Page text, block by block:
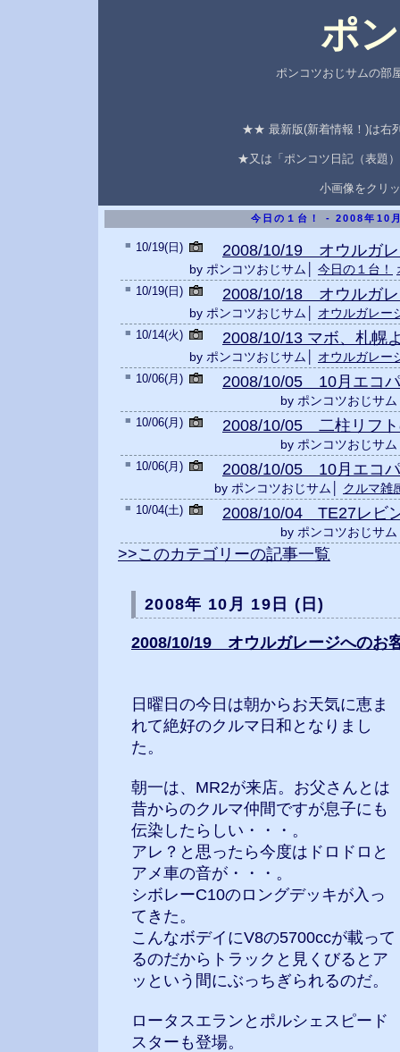
ポ
ポンコツおじサムの部
★★ 最新版(新着情報！)は右
★又は「ポンコツ日記（表題
小画像をクリ
今日の１台！ - 2008年10
■ 10/19(日) 2008/10/19 オウルガ
by ポンコツおじサム│ 今日の１台！
■ 10/19(日) 2008/10/18 オウルガ
by ポンコツおじサム│ オウルガレー
■ 10/14(火) 2008/10/13 マボ、札幌
by ポンコツおじサム│ オウルガレー
■ 10/06(月) 2008/10/05 10月エコ
by ポンコツおじサ
■ 10/06(月) 2008/10/05 二柱リフ
by ポンコツおじサ
■ 10/06(月) 2008/10/05 10月エコ
by ポンコツおじサム│ クルマ雑
■ 10/04(土) 2008/10/04 TE27レビ
by ポンコツおじサ
>>このカテゴリーの記事一覧
2008年 10月 19日 (日)
2008/10/19 オウルガレージへの
日曜日の今日は朝からお天気に恵ま
れて絶好のクルマ日和となりまし
た。
朝一は、MR2が来店。お父さんとは
昔からのクルマ仲間ですが息子にも
伝染したらしい・・・。
アレ？と思ったら今度はドロドロと
アメ車の音が・・・。
シボレーC10のロングデッキが入っ
てきた。
こんなボデイにV8の5700ccが載って
るのだからトラックと見くびるとア
ッという間にぶっちぎられるのだ。
ロータスエランとポルシェスピード
スターも登場。